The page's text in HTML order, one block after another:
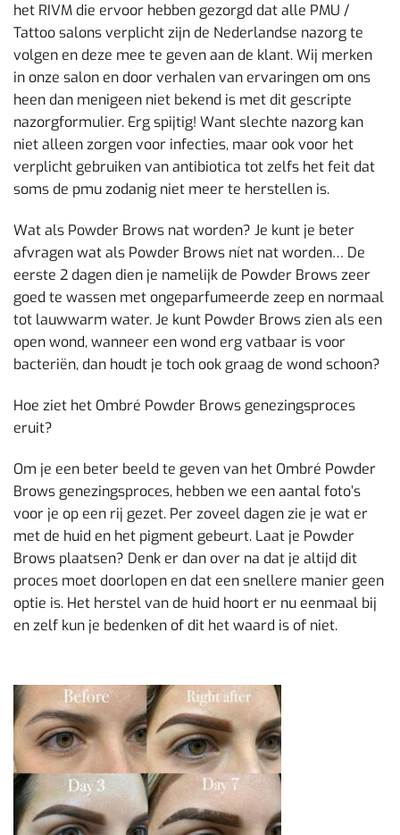
het RIVM die ervoor hebben gezorgd dat alle PMU /
Tattoo salons verplicht zijn de Nederlandse nazorg te
volgen en deze mee te geven aan de klant. Wij merken
in onze salon en door verhalen van ervaringen om ons
heen dan menigeen niet bekend is met dit gescripte
nazorgformulier. Erg spijtig! Want slechte nazorg kan
niet alleen zorgen voor infecties, maar ook voor het
verplicht gebruiken van antibiotica tot zelfs het feit dat
soms de pmu zodanig niet meer te herstellen is.
Wat als Powder Brows nat worden? Je kunt je beter
afvragen wat als Powder Brows níet nat worden… De
eerste 2 dagen dien je namelijk de Powder Brows zeer
goed te wassen met ongeparfumeerde zeep en normaal
tot lauwwarm water. Je kunt Powder Brows zien als een
open wond, wanneer een wond erg vatbaar is voor
bacteriën, dan houdt je toch ook graag de wond schoon?
Hoe ziet het Ombré Powder Brows genezingsproces
eruit?
Om je een beter beeld te geven van het Ombré Powder
Brows genezingsproces, hebben we een aantal foto’s
voor je op een rij gezet. Per zoveel dagen zie je wat er
met de huid en het pigment gebeurt. Laat je Powder
Brows plaatsen? Denk er dan over na dat je altijd dit
proces moet doorlopen en dat een snellere manier geen
optie is. Het herstel van de huid hoort er nu eenmaal bij
en zelf kun je bedenken of dit het waard is of niet.